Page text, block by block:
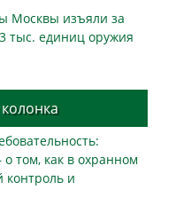
Москвы изъяли за
тыс. единиц оружия
том, как в охранном
контроль и